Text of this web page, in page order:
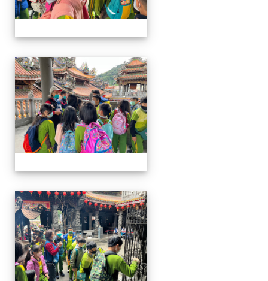
四年級戶外教學~20230117
四年級戶外教學~20230117